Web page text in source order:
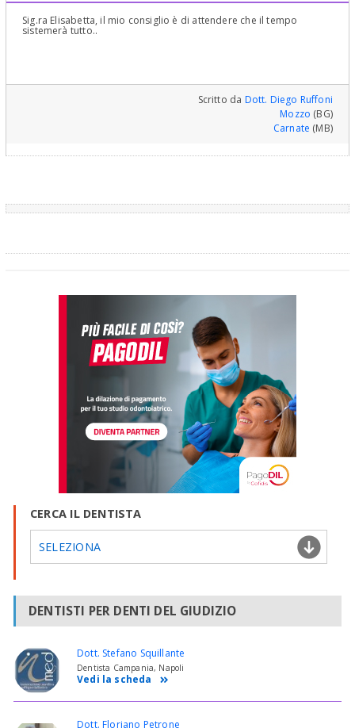
Sig.ra Elisabetta, il mio consiglio è di attendere che il tempo
sistemerà tutto..
Scritto da Dott. Diego Ruffoni
Mozzo (BG)
Carnate (MB)
CERCA IL DENTISTA
SELEZIONA
DENTISTI PER DENTI DEL GIUDIZIO
Dott. Stefano Squillante
Dentista Campania, Napoli
Vedi la scheda
Dott. Floriano Petrone